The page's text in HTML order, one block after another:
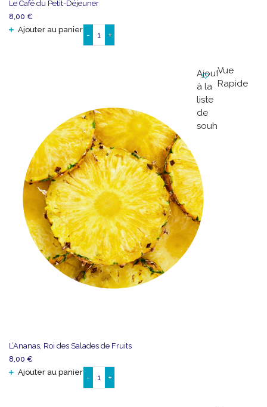
Le Café du Petit-Déjeuner
8,00 €
Ajouter au panier
-
quantité
Petit-
Déjeuner
+
Ajouter
à la
liste
de
souhaits
L’Ananas, Roi des Salades de Fruits
8,00 €
Ajouter au panier
Vue
Rapide
-
quantité
+